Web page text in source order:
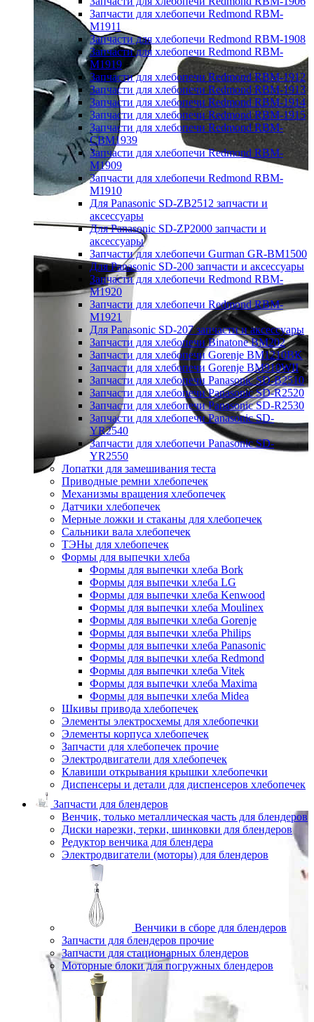
Запчасти для хлебопечи Redmond RBM-
M1911
Запчасти для хлебопечи Redmond RBM-1908
Запчасти для хлебопечи Redmond RBM-
M1919
Запчасти для хлебопечи Redmond RBM-1912
Запчасти для хлебопечи Redmond RBM-1913
Запчасти для хлебопечи Redmond RBM-1914
Запчасти для хлебопечи Redmond RBM-1915
Запчасти для хлебопечи Redmond RBM-
CBM1939
Запчасти для хлебопечи Redmond RBM-
M1909
Запчасти для хлебопечи Redmond RBM-
M1910
Для Panasonic SD-ZB2512 запчасти и
аксессуары
Для Panasonic SD-ZP2000 запчасти и
аксессуары
Запчасти для хлебопечи Gurman GR-BM1500
Для Panasonic SD-200 запчасти и аксессуары
Запчасти для хлебопечи Redmond RBM-
M1920
Запчасти для хлебопечи Redmond RBM-
M1921
Для Panasonic SD-207 запчасти и аксессуары
Запчасти для хлебопечи Binatone BM202
Запчасти для хлебопечи Gorenje BM1210BK
Запчасти для хлебопечи Gorenje BM910WII
Запчасти для хлебопечи Panasonic SD-B2510
Запчасти для хлебопечи Panasonic SD-R2520
Запчасти для хлебопечи Panasonic SD-R2530
Запчасти для хлебопечи Panasonic SD-
YR2540
Запчасти для хлебопечи Panasonic SD-
YR2550
Лопатки для замешивания теста
Приводные ремни хлебопечек
Механизмы вращения хлебопечек
Датчики хлебопечек
Мерные ложки и стаканы для хлебопечек
Сальники вала хлебопечек
ТЭНы для хлебопечек
Формы для выпечки хлеба
Формы для выпечки хлеба Bork
Формы для выпечки хлеба LG
Формы для выпечки хлеба Kenwood
Формы для выпечки хлеба Moulinex
Формы для выпечки хлеба Gorenje
Формы для выпечки хлеба Philips
Формы для выпечки хлеба Panasonic
Формы для выпечки хлеба Redmond
Формы для выпечки хлеба Vitek
Формы для выпечки хлеба Maxima
Формы для выпечки хлеба Midea
Шкивы привода хлебопечек
Элементы электросхемы для хлебопечки
Элементы корпуса хлебопечек
Запчасти для хлебопечек прочие
Электродвигатели для хлебопечек
Клавиши открывания крышки хлебопечки
Диспенсеры и детали для диспенсеров хлебопечек
Запчасти для блендеров
Венчик, только металлическая часть для блендеров
Диски нарезки, терки, шинковки для блендеров
Редуктор венчика для блендера
Электродвигатели (моторы) для блендеров
Венчики в сборе для блендеров
Запчасти для блендеров прочие
Запчасти для стационарных блендеров
Моторные блоки для погружных блендеров